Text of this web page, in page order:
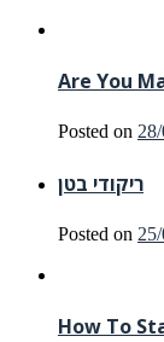
Are You
Posted on
ריקודי בטן
Posted on
How To